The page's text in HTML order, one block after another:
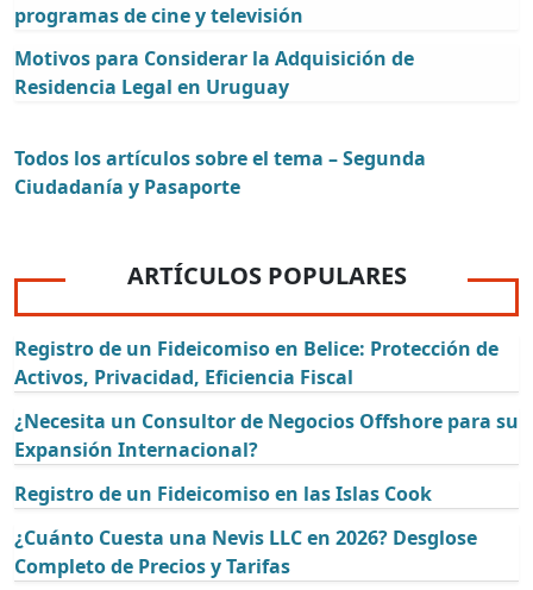
programas de cine y televisión
Motivos para Considerar la Adquisición de
Residencia Legal en Uruguay
Todos los artículos sobre el tema – Segunda
Ciudadanía y Pasaporte
ARTÍCULOS POPULARES
Registro de un Fideicomiso en Belice: Protección de
Activos, Privacidad, Eficiencia Fiscal
¿Necesita un Consultor de Negocios Offshore para su
Expansión Internacional?
Registro de un Fideicomiso en las Islas Cook
¿Cuánto Cuesta una Nevis LLC en 2026? Desglose
Completo de Precios y Tarifas